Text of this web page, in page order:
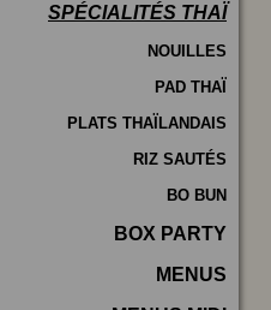
SPÉCIALITÉS THAÏ
NOUILLES
PAD THAÏ
PLATS THAÏLANDAIS
RIZ SAUTÉS
BO BUN
BOX PARTY
MENUS